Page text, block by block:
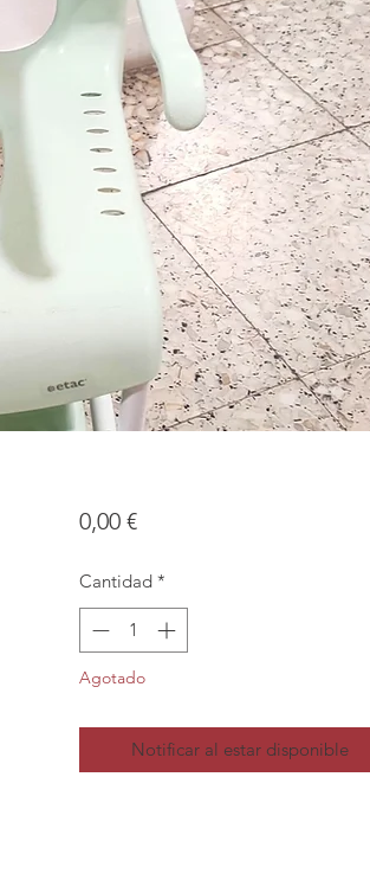
0,00 €Precio
Cantidad *
Agotado
Notificar al estar disponible